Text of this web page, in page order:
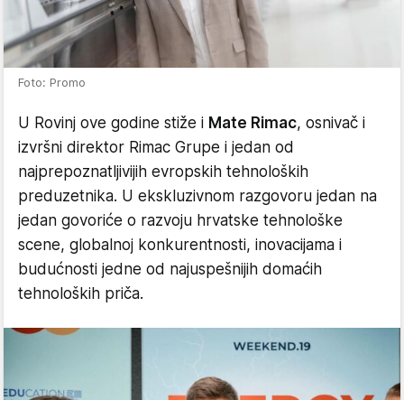
Foto: Promo
U Rovinj ove godine stiže i Mate Rimac, osnivač i
izvršni direktor Rimac Grupe i jedan od
najprepoznatljivijih evropskih tehnoloških
preduzetnika. U ekskluzivnom razgovoru jedan na
jedan govoriće o razvoju hrvatske tehnološke
scene, globalnoj konkurentnosti, inovacijama i
budućnosti jedne od najuspešnijih domaćih
tehnoloških priča.